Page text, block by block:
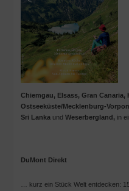
Chiemgau, Elsass, Gran Canaria,
Ostseeküste/Mecklenburg-
Sri Lankaund Weserbergland, in
DuMont Direkt
… kurz ein Stück Welt entdecken: